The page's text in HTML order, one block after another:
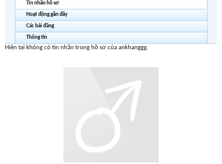
Tin nhắn hồ sơ
Hoạt động gần đây
Các bài đăng
Thông tin
Hiện tại không có tin nhắn trong hồ sơ của ankhanggg.